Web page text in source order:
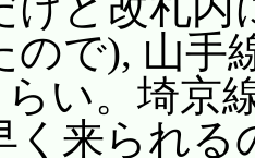
ので), 山手
い。埼京
く来られる